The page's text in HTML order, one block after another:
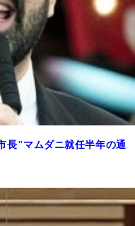
長"マムダニ就任半年の通